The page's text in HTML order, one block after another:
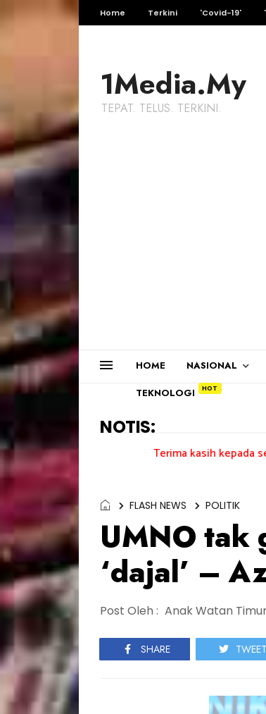
Home Terkini 'Covid-19'
1Media.My
TEPAT. TELUS. TERKINI.
HOME NASIONAL
TEKNOLOGI
NOTIS:
Terima kasih kepada semua
FLASH NEWS POLITIK
UMNO tak
‘dajal’ –
Post Oleh : Anak Watan
SHARE TWEET